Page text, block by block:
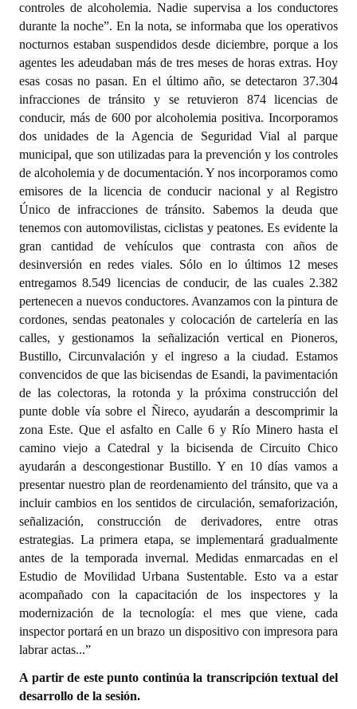
controles de alcoholemia. Nadie supervisa a los conductores
durante la noche”. En la nota, se informaba que los operativos
nocturnos estaban suspendidos desde diciembre, porque a los
agentes les adeudaban más de tres meses de horas extras. Hoy
esas cosas no pasan. En el último año, se detectaron 37.304
infracciones de tránsito y se retuvieron 874 licencias de
conducir, más de 600 por alcoholemia positiva. Incorporamos
dos unidades de la Agencia de Seguridad Vial al parque
municipal, que son utilizadas para la prevención y los controles
de alcoholemia y de documentación. Y nos incorporamos como
emisores de la licencia de conducir nacional y al Registro
Único de infracciones de tránsito. Sabemos la deuda que
tenemos con automovilistas, ciclistas y peatones. Es evidente la
gran cantidad de vehículos que contrasta con años de
desinversión en redes viales. Sólo en lo últimos 12 meses
entregamos 8.549 licencias de conducir, de las cuales 2.382
pertenecen a nuevos conductores. Avanzamos con la pintura de
cordones, sendas peatonales y colocación de cartelería en las
calles, y gestionamos la señalización vertical en Pioneros,
Bustillo, Circunvalación y el ingreso a la ciudad. Estamos
convencidos de que las bicisendas de Esandi, la pavimentación
de las colectoras, la rotonda y la próxima construcción del
punte doble vía sobre el Ñireco, ayudarán a descomprimir la
zona Este. Que el asfalto en Calle 6 y Río Minero hasta el
camino viejo a Catedral y la bicisenda de Circuito Chico
ayudarán a descongestionar Bustillo. Y en 10 días vamos a
presentar nuestro plan de reordenamiento del tránsito, que va a
incluir cambios en los sentidos de circulación, semaforización,
señalización, construcción de derivadores, entre otras
estrategias. La primera etapa, se implementará gradualmente
antes de la temporada invernal. Medidas enmarcadas en el
Estudio de Movilidad Urbana Sustentable. Esto va a estar
acompañado con la capacitación de los inspectores y la
modernización de la tecnología: el mes que viene, cada
inspector portará en un brazo un dispositivo con impresora para
labrar actas...”
A partir de este punto continúa la transcripción textual del
desarrollo de la sesión.